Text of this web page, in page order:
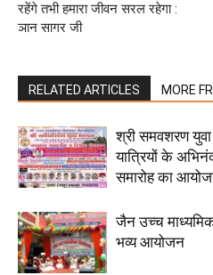
रहेंगे तभी हमारा जीवन सरल रहेगा :
ञान सागर जी
RELATED ARTICLES MORE
श्री समवशरण युवा
यात्रियों के
समारोह का
जैन उच्च
भव्य आयोजन